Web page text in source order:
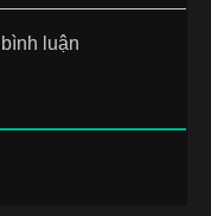
luận